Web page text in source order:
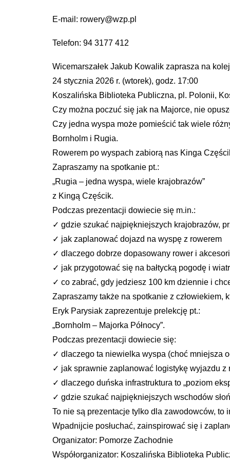
E-mail: rowery@wzp.pl
Telefon: 94 3177 412
Wicemarszałek Jakub Kowalik zaprasza na
24 stycznia 2026 r. (wtorek), godz. 17:00
Koszalińska Biblioteka Publiczna, pl. Polonii,
Czy można poczuć się jak na Majorce, nie
Czy jedna wyspa może pomieścić tak wiele
Bornholm i Rugia.
Rowerem po wyspach zabiorą nas Kinga
Zapraszamy na spotkanie pt.:
„Rugia – jedna wyspa, wiele krajobrazów”
z Kingą Częścik.
Podczas prezentacji dowiecie się m.in.:
✓ gdzie szukać najpiękniejszych krajobrazów,
✓ jak zaplanować dojazd na wyspę z rowerem
✓ dlaczego dobrze dopasowany rower i
✓ jak przygotować się na bałtycką pogodę i
✓ co zabrać, gdy jedziesz 100 km dziennie i
Zapraszamy także na spotkanie z
Eryk Parysiak zaprezentuje prelekcję pt.:
„Bornholm – Majorka Północy”.
Podczas prezentacji dowiecie się:
✓ dlaczego ta niewielka wyspa (choć mniejsza
✓ jak sprawnie zaplanować logistykę wyjazdu z
✓ dlaczego duńska infrastruktura to „poziom
✓ gdzie szukać najpiękniejszych wschodów
To nie są prezentacje tylko dla zawodowców, to
Wpadnijcie posłuchać, zainspirować się i
Organizator: Pomorze Zachodnie
Współorganizator: Koszalińska Biblioteka